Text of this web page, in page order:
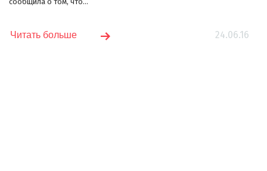
24.06.16
Читать больше